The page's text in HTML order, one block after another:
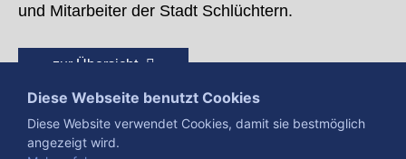
und Mitarbeiter der Stadt Schlüchtern.
zur Übersicht
Diese Webseite benutzt Cookies
Diese Website verwendet Cookies, damit sie bestmöglich
angezeigt wird.